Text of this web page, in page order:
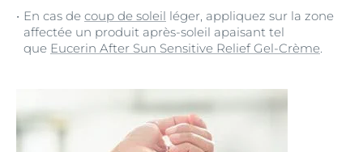
En cas de coup de soleil léger, appliquez sur la zone
affectée un produit après-soleil apaisant tel
que Eucerin After Sun Sensitive Relief Gel-Crème.